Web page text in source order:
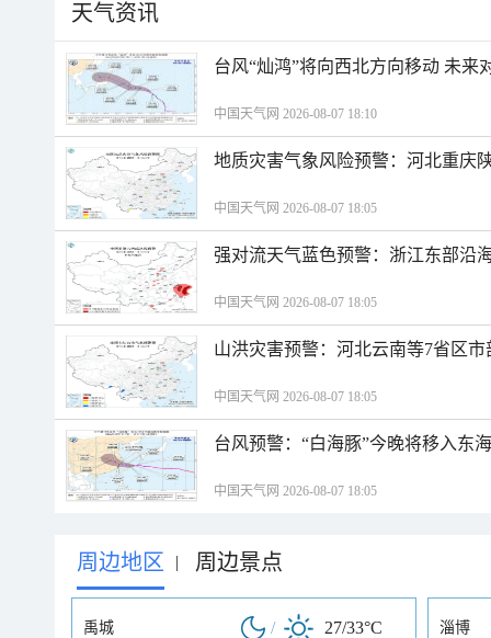
天气资讯
台风“灿鸿”将向西北方向移动 未来
中国天气网 2026-08-07 18:10
地质灾害气象风险预警：河北重庆
中国天气网 2026-08-07 18:05
强对流天气蓝色预警：浙江东部沿
中国天气网 2026-08-07 18:05
山洪灾害预警：河北云南等7省区
中国天气网 2026-08-07 18:05
台风预警：“白海豚”今晚将移入东
中国天气网 2026-08-07 18:05
周边地区 | 周边景点
禹城 / 27/33°C 淄博